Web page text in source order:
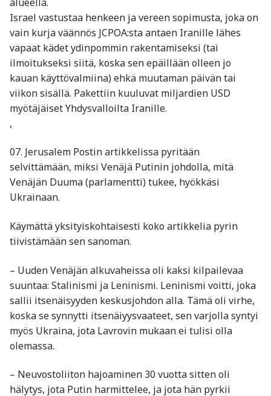
Israel vastustaa henkeen ja vereen sopimusta, joka on
vain kurja väännös JCPOA:sta antaen Iranille lähes
vapaat kädet ydinpommin rakentamiseksi (tai
ilmoitukseksi siitä, koska sen epäillään olleen jo
kauan käyttövalmiina) ehkä muutaman päivän tai
viikon sisällä. Pakettiin kuuluvat miljardien USD
myötäjäiset Yhdysvalloilta Iranille.
,
07. Jerusalem Postin artikkelissa pyritään
selvittämään, miksi Venäjä Putinin johdolla, mitä
Venäjän Duuma (parlamentti) tukee, hyökkäsi
Ukrainaan.
Käymättä yksityiskohtaisesti koko artikkelia pyrin
tiivistämään sen sanoman.
– Uuden Venäjän alkuvaheissa oli kaksi kilpailevaa
suuntaa: Stalinismi ja Leninismi. Leninismi voitti, joka
sallii itsenäisyyden keskusjohdon alla. Tämä oli virhe,
koska se synnytti itsenäiyysvaateet, sen varjolla syntyi
myös Ukraina, jota Lavrovin mukaan ei tulisi olla
olemassa.
– Neuvostoliiton hajoaminen 30 vuotta sitten oli
hälytys, jota Putin harmittelee, ja jota hän pyrkii